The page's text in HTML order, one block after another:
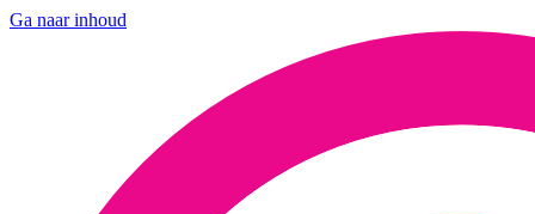
Ga naar inhoud